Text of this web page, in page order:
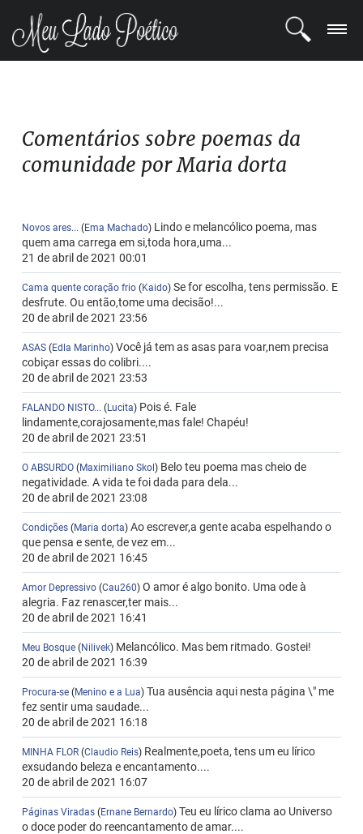
POETAS
COMUNIDADE
Comentários sobre poemas da
comunidade por Maria dorta
Novos ares... (Ema Machado) Lindo e melancólico poema, mas
quem ama carrega em si,toda hora,uma...
21 de abril de 2021 00:01
Cama quente coração frio(Kaido)Se for escolha, tens permissão. E
desfrute. Ou então,tome uma decisão!...
20 de abril de 2021 23:56
ASAS(Edla Marinho)Você já tem as asas para voar,nem precisa
cobiçar essas do colibri....
20 de abril de 2021 23:53
FALANDO NISTO... (Lucita) Pois é. Fale
lindamente,corajosamente,mas fale! Chapéu!
20 de abril de 2021 23:51
O ABSURDO (Maximiliano Skol) Belo teu poema mas cheio de
negatividade. A vida te foi dada para dela...
20 de abril de 2021 23:08
Condições(Maria dorta)Ao escrever,a gente acaba espelhando o
que pensa e sente, de vez em...
20 de abril de 2021 16:45
Amor Depressivo (Cau260)O amor é algo bonito. Uma ode à
alegria. Faz renascer,ter mais...
20 de abril de 2021 16:41
Meu Bosque (Nilivek) Melancólico. Mas bem ritmado. Gostei!
20 de abril de 2021 16:39
Procura-se(Menino e a Lua) Tua ausência aqui nesta página \" me
fez sentir uma saudade...
20 de abril de 2021 16:18
MINHA FLOR (Claudio Reis) Realmente,poeta, tens um eu lírico
exsudando beleza e encantamento....
20 de abril de 2021 16:07
Páginas Viradas (Ernane Bernardo) Teu eu lírico clama ao Universo
o doce poder do reencantamento de amar....